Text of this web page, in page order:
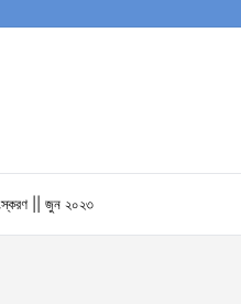
|| জুন ২০২৩